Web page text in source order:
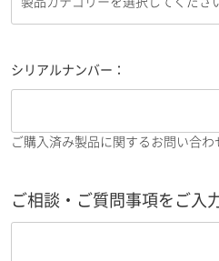
シリアルナンバー：
ご購入済み製品に関するお問い合わ
ご相談・ご質問事項をご入